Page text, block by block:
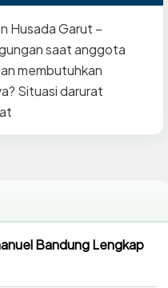
Husada Garut –
saat anggota
membutuhkan
Situasi darurat
Bandung Lengkap